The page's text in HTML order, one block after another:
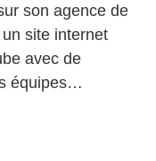
son agence de
site internet
avec de
équipes…